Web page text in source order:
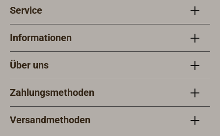
Service
Informationen
Über uns
Zahlungsmethoden
Versandmethoden